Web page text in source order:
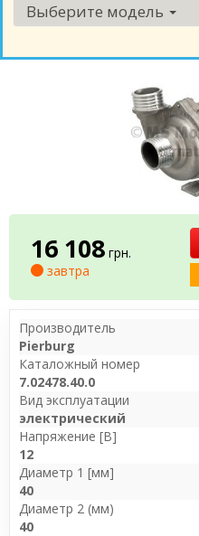
Выберите модель
16 108 грн.
завтра
Производитель
Pierburg
Каталожный номер
7.02478.40.0
Вид эксплуатации
электрический
Напряжение [В]
12
Диаметр 1 [мм]
40
Диаметр 2 (мм)
40